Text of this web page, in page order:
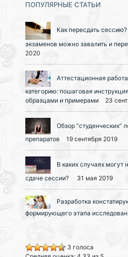
ПОПУЛЯРНЫЕ СТАТЬИ
Как пересдать
экзаменов можно завалить и
2020
Аттестационная
категорию: пошаговая
образцами и примерами
23
Обзор “студенческих”
препаратов
19 сентября 2019
В каких случаях могут
сдаче сессии?
31 мая 2019
Разработка
формирующего этапа
3 голоса